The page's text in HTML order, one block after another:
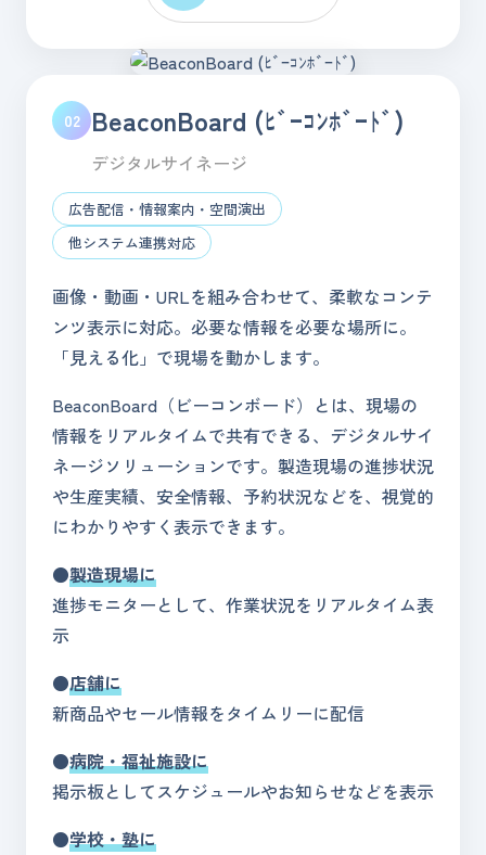
02 BeaconBoard (ﾋﾞｰｺﾝﾎﾞｰﾄﾞ)
デジタルサイネージ
広告配信・情報案内・空間演出
他システム連携対応
画像・動画・URLを組み合わせて、柔軟なコンテ
ンツ表示に対応。必要な情報を必要な場所に。
「見える化」で現場を動かします。
BeaconBoard（ビーコンボード）とは、現場の
情報をリアルタイムで共有できる、デジタルサイ
ネージソリューションです。製造現場の進捗状況
や生産実績、安全情報、予約状況などを、視覚的
にわかりやすく表示できます。
●製造現場に
進捗モニターとして、作業状況をリアルタイム表
示
●店舗に
新商品やセール情報をタイムリーに配信
●病院・福祉施設に
掲示板としてスケジュールやお知らせなどを表示
●学校・塾に